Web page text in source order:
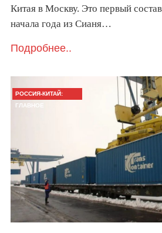
Китая в Москву. Это первый
начала года из Сианя…
Подробнее..
РОССИЯ-КИТАЙ:
ГЛАВНОЕ